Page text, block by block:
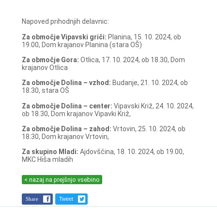
Napoved prihodnjih delavnic:
Za območje Vipavski griči: Planina, 15. 10. 2024, ob
19.00, Dom krajanov Planina (stara OŠ)
Za območje Gora: Otlica, 17. 10. 2024, ob 18.30, Dom
krajanov Otlica
Za območje Dolina – vzhod: Budanje, 21. 10. 2024, ob
18.30, stara OŠ
Za območje Dolina – center: Vipavski Križ, 24. 10. 2024,
ob 18.30, Dom krajanov Vipavki Križ,
Za območje Dolina – zahod: Vrtovin, 25. 10. 2024, ob
18.30, Dom krajanov Vrtovin,
Za skupino Mladi: Ajdovščina, 18. 10. 2024, ob 19.00,
MKC Hiša mladih
< nazaj na prejšnjo vsebino
Share Tweet